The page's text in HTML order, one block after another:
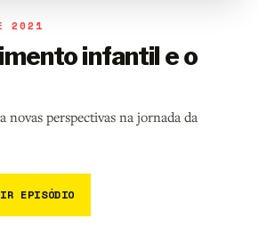
2021
infantil e o
novas perspectivas na jornada da
EPISÓDIO